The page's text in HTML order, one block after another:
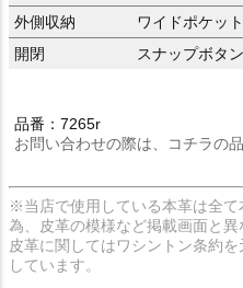
外側収納
ワイドポケッ
開閉
スナップボタ
品番：7265r
お問い合わせの際は、コチラの
※当店で使用している本革は全
為、皮革の模様など掲載画面と
皮革に関してはワシントン条約
しています。